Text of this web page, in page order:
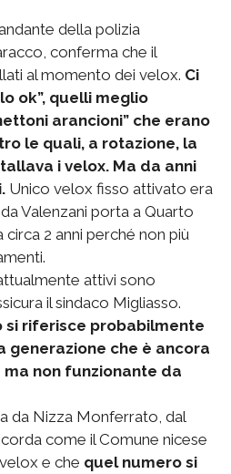
della polizia
conferma che il
al momento dei velox. Ci
ok”, quelli meglio
arancioni” che erano
le quali, a rotazione, la
i velox. Ma da anni
Unico velox fisso attivato era
Valenzani porta a Quarto
2 anni perché non più
attivi sono
il sindaco Migliasso.
si riferisce probabilmente
generazione che è ancora
ma non funzionante da
da Nizza Monferrato, dal
come il Comune nicese
e che quel numero si